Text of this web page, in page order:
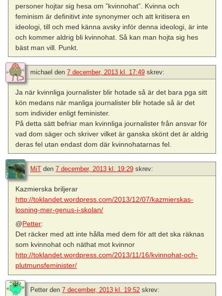
personer hojtar sig hesa om ”kvinnohat”. Kvinna och
feminism är definitivtinte synonymer och att kritisera en
ideologi, till och med känna avsky inför denna ideologi, är inte
och kommer aldrig bli kvinnohat. Så kan man hojta sig hes
bäst man vill. Punkt.
michael den 7 december, 2013 kl. 17:49 skrev:
Ja när kvinnliga journalister blir hotade så är det bara pga sitt
kön medans när manliga journalister blir hotade så är det
som individer enligt feminister.
På detta sätt befriar man kvinnliga journalister från ansvar för
vad dom säger och skriver vilket är ganska skönt det är aldrig
deras fel utan endast dom där kvinnohatarnas fel.
MiT den 7 december, 2013 kl. 19:29 skrev:
Kazmierska briljerar
http://toklandet.wordpress.com/2013/12/07/kazmierskas-
losning-mer-genus-i-skolan/
@Petter:
Det räcker med att inte hålla med dem för att det ska räknas
som kvinnohat och näthat mot kvinnor
http://toklandet.wordpress.com/2013/11/16/kvinnohat-och-
plutmunsfeminister/
Petter den 7 december, 2013 kl. 19:52 skrev: